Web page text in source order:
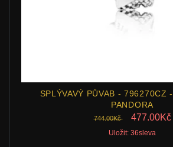
SPLÝVAVÝ PŮVAB - 796270CZ -
PANDORA
744.00Kč 477.00Kč
Uložit: 36sleva